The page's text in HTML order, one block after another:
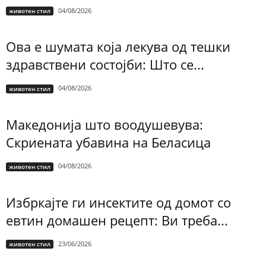
животен стил 04/08/2026
Ова е шумата која лекува од тешки
здравствени состојби: Што се...
животен стил 04/08/2026
Македонија што воодушевува:
Скриената убавина на Беласица
животен стил 04/08/2026
Избркајте ги инсектите од домот со
евтин домашен рецепт: Ви треба...
животен стил 23/06/2026